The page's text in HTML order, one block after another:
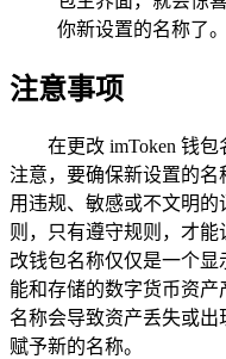
你新设置的名称了。
注意事项
在更改 imToken 钱
注意，要确保新设置的
用违规、敏感或不文明
则，只有遵守规则，才
改钱包名称仅仅是一个
能和存储的数字货币资
名称会导致资产丢失或
赋予新的名称。